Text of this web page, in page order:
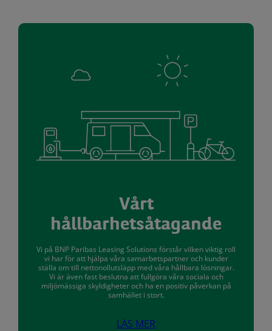
Vårt
hållbarhetsåtagande
Vi på BNP Paribas Leasing Solutions förstår vilken viktig roll
vi har för att hjälpa våra samarbetspartner och kunder
ställa om till nettonollutsläpp med våra hållbara lösningar.
Vi är även fast beslutna att fullgöra våra sociala och
miljömässiga skyldigheter och ha en positiv påverkan på
samhället i stort.
LÄS MER